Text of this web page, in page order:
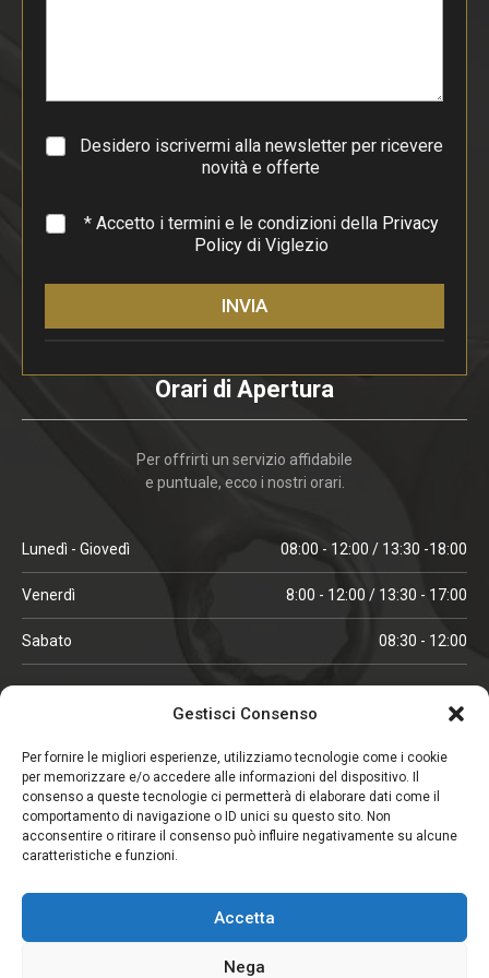
Gestisci Consenso
Per fornire le migliori esperienze, utilizziamo tecnologie come i cookie
per memorizzare e/o accedere alle informazioni del dispositivo. Il
consenso a queste tecnologie ci permetterà di elaborare dati come il
comportamento di navigazione o ID unici su questo sito. Non
acconsentire o ritirare il consenso può influire negativamente su alcune
caratteristiche e funzioni.
Accetta
Nega
g
a
f
Desidero iscrivermi alla newsletter per ricevere
novità e offerte
* * Accetto i termini e le condizioni della Privacy
Policydi Viglezio
INVIA
Orari di Apertura
Per offrirti un servizio affidabile
e puntuale, ecco i nostri orari.
Lunedì - Giovedì 08:00 - 12:00 / 13:30 -18:00
Venerdì 8:00 - 12:00 / 13:30 - 17:00
Sabato 08:30 - 12:00
ORARI IN ALTA STAGIONE
Lunedì - Venerdì 08:00 - 12:00 / 13:30 -18:00
Sabato 08:00 - 12:00
CHIUSO IL SABATO
(gennaio, febbraio, agosto, settembre)